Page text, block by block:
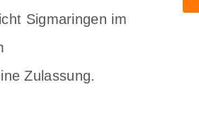
Sigmaringen im
Zulassung.